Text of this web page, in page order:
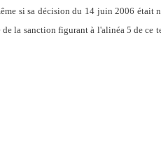
si sa décision du 14 juin 2006
la sanction figurant à l'alinéa 5 de ce